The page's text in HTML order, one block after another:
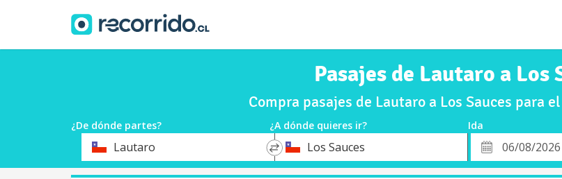
Pasajes de Lautaro a Los
Compra pasajes de Lautaro a Los Sauces para
¿De dónde partes? ¿A dónde quieres ir? Ida
OrigenLautaro
*
DestinoLos Sauces
Fecha
de